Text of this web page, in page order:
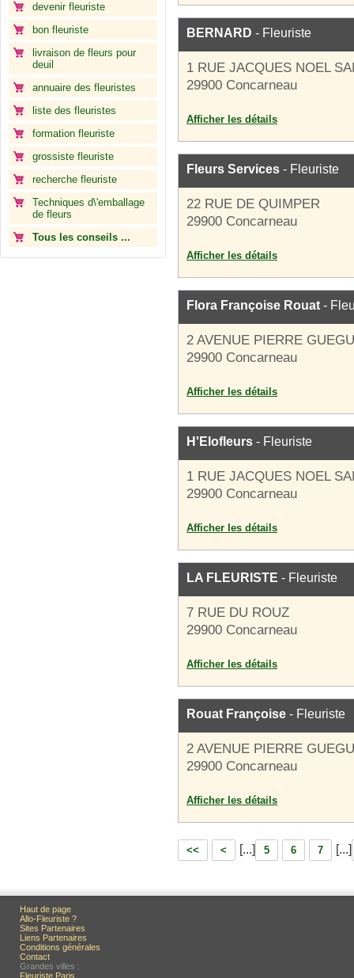
devenir fleuriste
bon fleuriste
livraison de fleurs pour
deuil
annuaire des fleuristes
liste des fleuristes
formation fleuriste
grossiste fleuriste
recherche fleuriste
Techniques d\'emballage
de fleurs
Tous les conseils ...
BERNARD - Fleuriste
1 RUE JACQUES NOEL
29900 Concarneau
Afficher les détails
Fleurs Services - Fleuriste
22 RUE DE QUIMPER
29900 Concarneau
Afficher les détails
Flora Françoise Rouat -
2 AVENUE PIERRE
29900 Concarneau
Afficher les détails
H'Elofleurs - Fleuriste
1 RUE JACQUES NOEL
29900 Concarneau
Afficher les détails
LA FLEURISTE - Fleuriste
7 RUE DU ROUZ
29900 Concarneau
Afficher les détails
Rouat Françoise - Fleuriste
2 AVENUE PIERRE
29900 Concarneau
Afficher les détails
<< < [...] 5 6 7 [...]
Haut de page
Allo-Fleuriste ?
Sites Partenaires
Liens Partenaires
Conditions générales
Contact
Grandes villes :
Fleuriste Paris